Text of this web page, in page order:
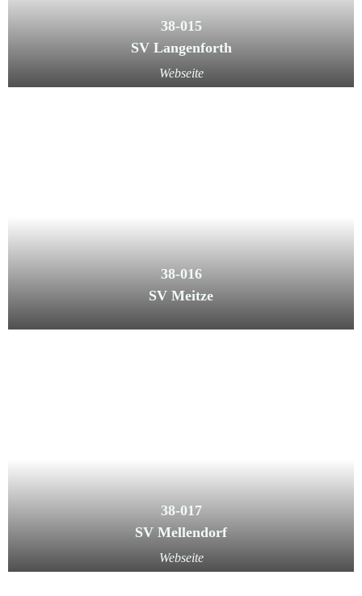
38-015
SV Langenforth
Webseite
38-016
SV Meitze
38-017
SV Mellendorf
Webseite